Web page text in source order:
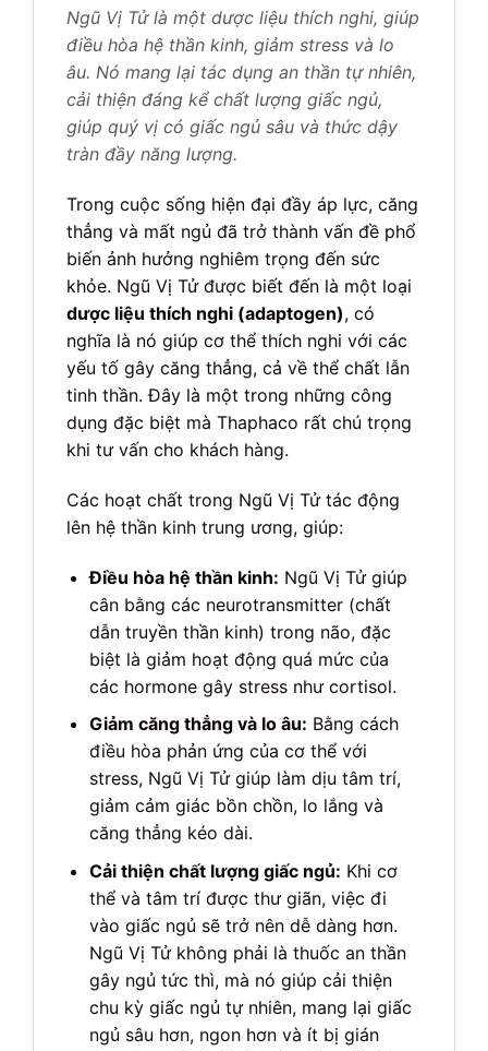
Ngũ Vị Tử là một dược liệu thích nghi, giúp
điều hòa hệ thần kinh, giảm stress và lo
âu. Nó mang lại tác dụng an thần tự nhiên,
cải thiện đáng kể chất lượng giấc ngủ,
giúp quý vị có giấc ngủ sâu và thức dậy
tràn đầy năng lượng.
Trong cuộc sống hiện đại đầy áp lực, căng
thẳng và mất ngủ đã trở thành vấn đề phổ
biến ảnh hưởng nghiêm trọng đến sức
khỏe. Ngũ Vị Tử được biết đến là một loại
dược liệu thích nghi (adaptogen), có
nghĩa là nó giúp cơ thể thích nghi với các
yếu tố gây căng thẳng, cả về thể chất lẫn
tinh thần. Đây là một trong những công
dụng đặc biệt mà Thaphaco rất chú trọng
khi tư vấn cho khách hàng.
Các hoạt chất trong Ngũ Vị Tử tác động
lên hệ thần kinh trung ương, giúp:
Điều hòa hệ thần kinh: Ngũ Vị Tử giúp
cân bằng các neurotransmitter (chất
dẫn truyền thần kinh) trong não, đặc
biệt là giảm hoạt động quá mức của
các hormone gây stress như cortisol.
Giảm căng thẳng và lo âu: Bằng cách
điều hòa phản ứng của cơ thể với
stress, Ngũ Vị Tử giúp làm dịu tâm trí,
giảm cảm giác bồn chồn, lo lắng và
căng thẳng kéo dài.
Cải thiện chất lượng giấc ngủ: Khi cơ
thể và tâm trí được thư giãn, việc đi
vào giấc ngủ sẽ trở nên dễ dàng hơn.
Ngũ Vị Tử không phải là thuốc an thần
gây ngủ tức thì, mà nó giúp cải thiện
chu kỳ giấc ngủ tự nhiên, mang lại giấc
ngủ sâu hơn, ngon hơn và ít bị gián